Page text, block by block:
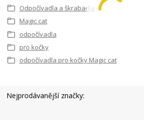
Odpočívadla a škrabadla
Magic cat
odpočívadla
pro kočky
odpočívadla pro kočky Magic cat
Nejprodávanější značky: